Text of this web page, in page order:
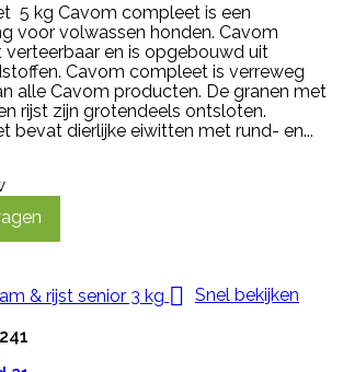
5 kg Cavom compleet is een
voor volwassen honden. Cavom
en is opgebouwd uit
Cavom compleet is verreweg
alle Cavom producten. De granen met
rijst zijn grotendeels ontsloten.
bevat dierlijke eiwitten met rund- en...
 Snel bekijken